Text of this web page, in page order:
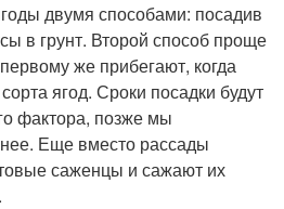
двумя способами: посадив
в грунт. Второй способ проще
же прибегают, когда
ягод. Сроки посадки будут
фактора, позже мы
Еще вместо рассады
саженцы и сажают их